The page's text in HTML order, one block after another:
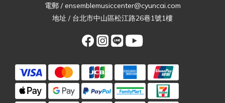
電郵 / ensemblemusiccenter@cyuncai.com
地址 / 台北市中山區松江路26巷1號1樓